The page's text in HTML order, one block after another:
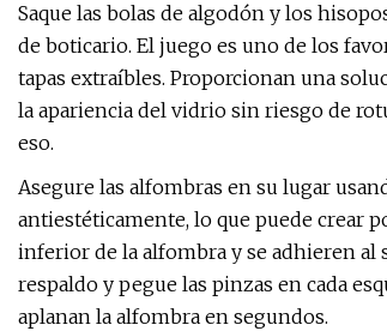
Saque las bolas de algodón y los
de boticario. El juego es uno de los
tapas extraíbles. Proporcionan una
la apariencia del vidrio sin riesgo de
eso.
Asegure las alfombras en su lugar
antiestéticamente, lo que puede crear
inferior de la alfombra y se adhieren al
respaldo y pegue las pinzas en cada
aplanan la alfombra en segundos.